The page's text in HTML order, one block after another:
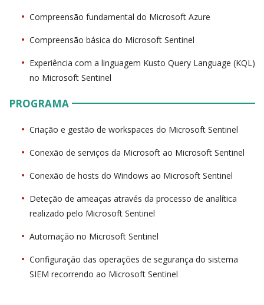
Compreensão fundamental do Microsoft Azure
Compreensão básica do Microsoft Sentinel
Experiência com a linguagem Kusto Query Language (KQL)
no Microsoft Sentinel
PROGRAMA
Criação e gestão de workspaces do Microsoft Sentinel
Conexão de serviços da Microsoft ao Microsoft Sentinel
Conexão de hosts do Windows ao Microsoft Sentinel
Deteção de ameaças através da processo de analítica
realizado pelo Microsoft Sentinel
Automação no Microsoft Sentinel
Configuração das operações de segurança do sistema
SIEM recorrendo ao Microsoft Sentinel